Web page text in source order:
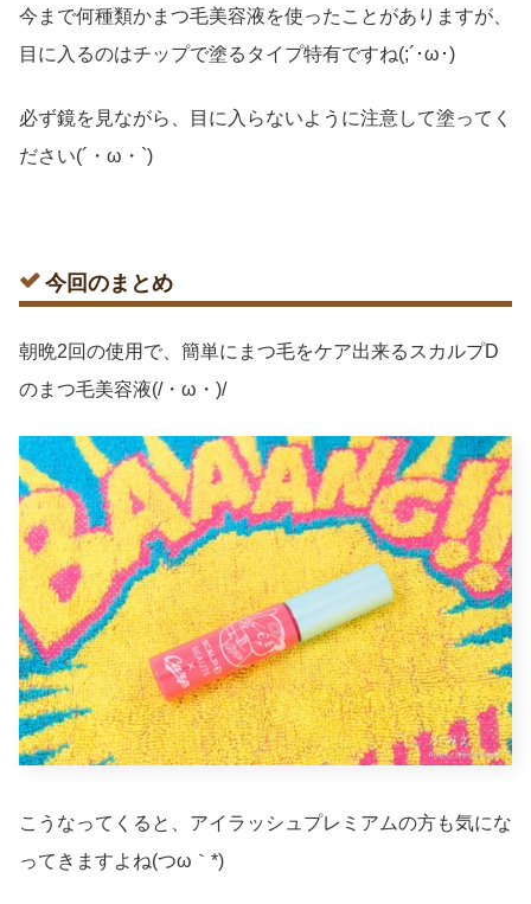
今まで何種類かまつ毛美容液を使ったことがありますが、
目に入るのはチップで塗るタイプ特有ですね(;´･ω･)
必ず鏡を見ながら、目に入らないように注意して塗ってく
ださい(´・ω・`)
今回のまとめ
朝晩2回の使用で、簡単にまつ毛をケア出来るスカルプD
のまつ毛美容液(/・ω・)/
こうなってくると、アイラッシュプレミアムの方も気にな
ってきますよね(つω｀*)